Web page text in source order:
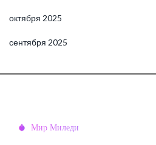
октября 2025
сентября 2025